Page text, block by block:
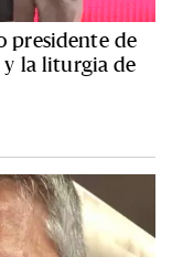
presidente de
la liturgia de